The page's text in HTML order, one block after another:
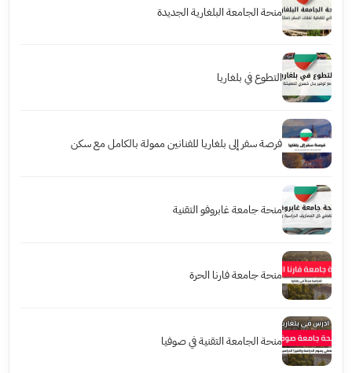
منحة الجامعة البلغارية الجديدة
التطوع في بلغاريا
فرصة سفر إلى بلغاريا للفنانين ممولة بالكامل مع سكن
منحة جامعة غابروفو التقنية
منحة جامعة فارنا الحرة
منحة الجامعة التقنية في صوفيا